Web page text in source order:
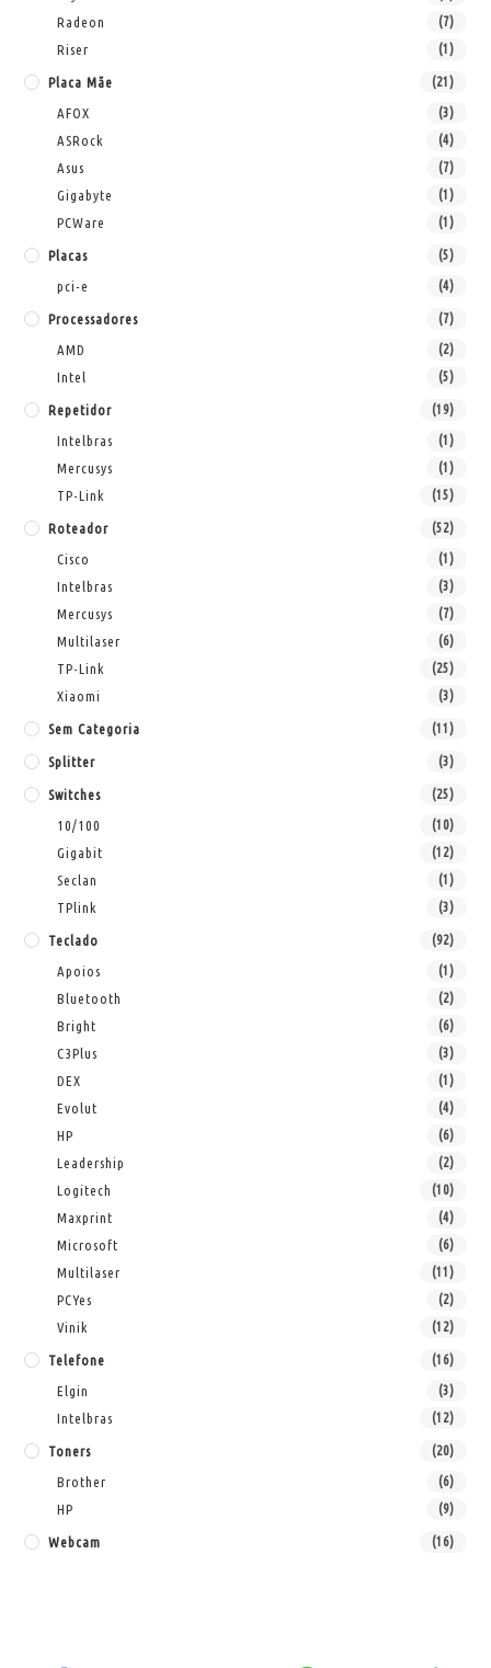
Radeon (7)
Riser (1)
Placa Mãe (21)
AFOX (3)
ASRock (4)
Asus (7)
Gigabyte (1)
PCWare (1)
Placas (5)
pci-e (4)
Processadores (7)
AMD (2)
Intel (5)
Repetidor (19)
Intelbras (1)
Mercusys (1)
TP-Link (15)
Roteador (52)
Cisco (1)
Intelbras (3)
Mercusys (7)
Multilaser (6)
TP-Link (25)
Xiaomi (3)
Sem Categoria (11)
Splitter (3)
Switches (25)
10/100 (10)
Gigabit (12)
Seclan (1)
TPlink (3)
Teclado (92)
Apoios (1)
Bluetooth (2)
Bright (6)
C3Plus (3)
DEX (1)
Evolut (4)
HP (6)
Leadership (2)
Logitech (10)
Maxprint (4)
Microsoft (6)
Multilaser (11)
PCYes (2)
Vinik (12)
Telefone (16)
Elgin (3)
Intelbras (12)
Toners (20)
Brother (6)
HP (9)
Webcam (16)